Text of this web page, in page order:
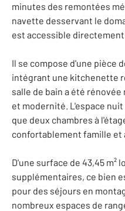
minutes des remontées
navette desservant le
est accessible
Il se compose d'une pièce
intégrant une kitchenette
salle de bain a été
et modernité. L'espace
que deux chambres à
confortablement famille et
D'une surface de 43,45 m²
supplémentaires, ce bien
pour des séjours en
nombreux espaces de